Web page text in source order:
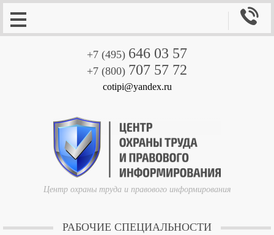
+7 (495) 646 03 57
+7 (800) 707 57 72
cotipi@yandex.ru
Центр охраны труда и правового информирования

РАБОЧИЕ СПЕЦИАЛЬНОСТИ